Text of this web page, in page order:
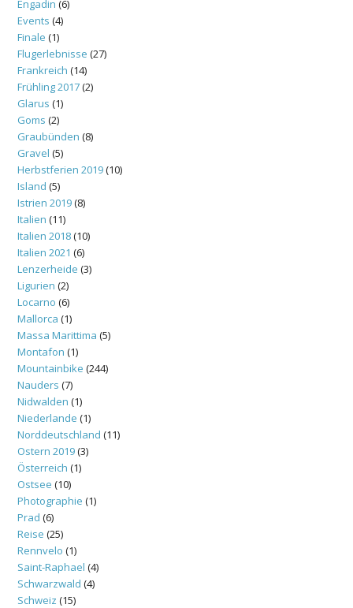
Engadin (6)
Events (4)
Finale (1)
Flugerlebnisse (27)
Frankreich (14)
Frühling 2017(2)
Glarus (1)
Goms (2)
Graubünden (8)
Gravel (5)
Herbstferien 2019(10)
Island (5)
Istrien 2019(8)
Italien (11)
Italien 2018(10)
Italien 2021 (6)
Lenzerheide (3)
Ligurien (2)
Locarno (6)
Mallorca (1)
Massa Marittima (5)
Montafon (1)
Mountainbike (244)
Nauders (7)
Nidwalden (1)
Niederlande (1)
Norddeutschland (11)
Ostern 2019(3)
Österreich (1)
Ostsee (10)
Photographie (1)
Prad (6)
Reise (25)
Rennvelo (1)
Saint-Raphael (4)
Schwarzwald (4)
Schweiz (15)